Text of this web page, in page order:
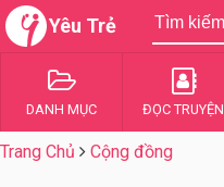
Yêu Trẻ
DANH MỤC ĐỌC TRUYỆN
Trang Chủ Cộng đồng